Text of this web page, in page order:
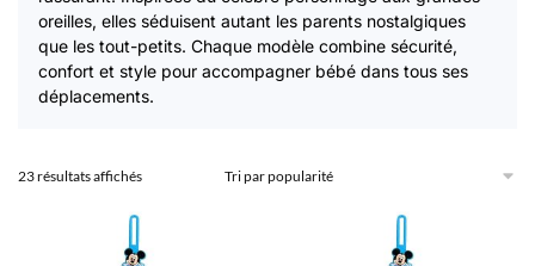
oreilles, elles séduisent autant les parents nostalgiques
que les tout-petits. Chaque modèle combine sécurité,
confort et style pour accompagner bébé dans tous ses
déplacements.
23 résultats affichésTrié